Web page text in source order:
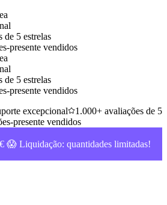
de 5 estrelas
presente vendidos
de 5 estrelas
presente vendidos
excepcional
1.000+ avaliações de 5
presente vendidos
😱 Liquidação: quantidades limitadas!